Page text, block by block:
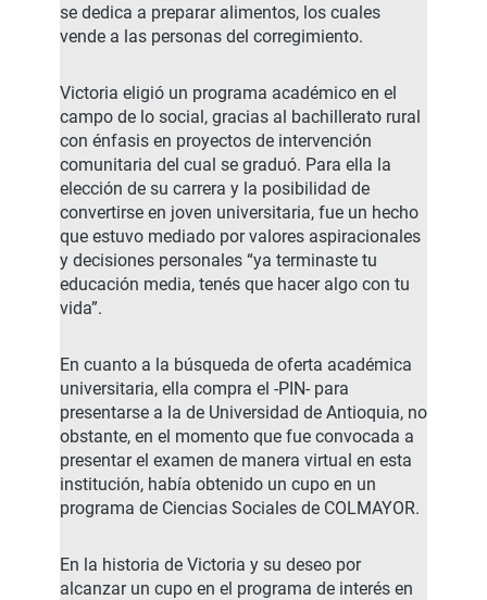
se dedica a preparar alimentos, los cuales
vende a las personas del corregimiento.
Victoria eligió un programa académico en el
campo de lo social, gracias al bachillerato rural
con énfasis en proyectos de intervención
comunitaria del cual se graduó. Para ella la
elección de su carrera y la posibilidad de
convertirse en joven universitaria, fue un hecho
que estuvo mediado por valores aspiracionales
y decisiones personales “ya terminaste tu
educación media, tenés que hacer algo con tu
vida”.
En cuanto a la búsqueda de oferta académica
universitaria, ella compra el -PIN- para
presentarse a la de Universidad de Antioquia, no
obstante, en el momento que fue convocada a
presentar el examen de manera virtual en esta
institución, había obtenido un cupo en un
programa de Ciencias Sociales de COLMAYOR.
En la historia de Victoria y su deseo por
alcanzar un cupo en el programa de interés en